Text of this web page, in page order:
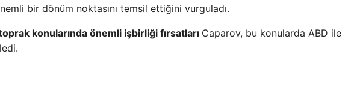
bir dönüm noktasını temsil ettiğini vurguladı.
konularında önemli işbirliği fırsatları Caparov, bu konularda ABD ile